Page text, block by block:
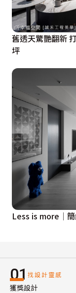
舊透天驚艷翻新
坪
Less is more│
01 找設計靈感
獲獎設計